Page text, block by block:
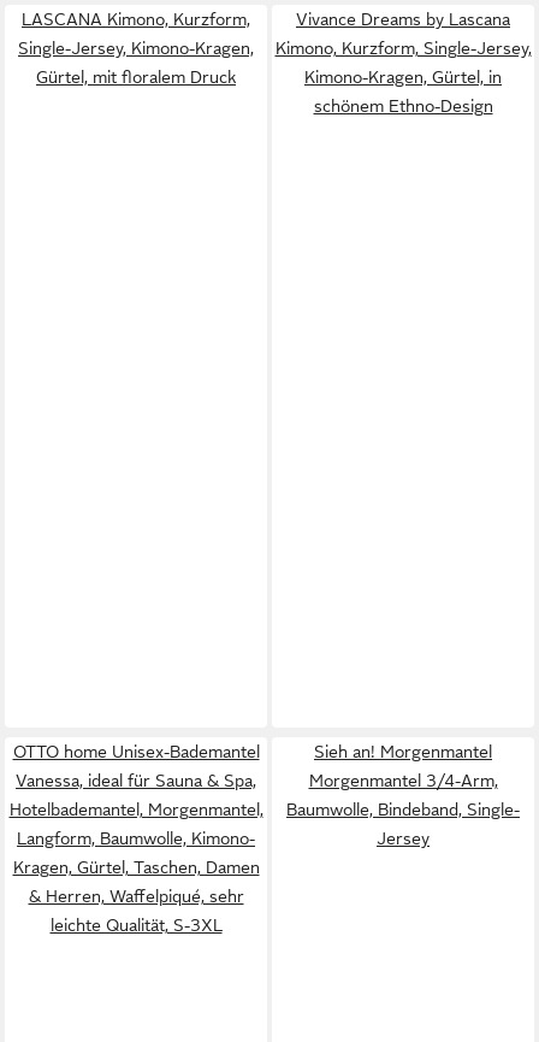
LASCANA Kimono, Kurzform,
Single-Jersey, Kimono-Kragen,
Gürtel, mit floralem Druck
Vivance Dreams by Lascana
Kimono, Kurzform, Single-Jersey,
Kimono-Kragen, Gürtel, in
schönem Ethno-Design
OTTO home Unisex-Bademantel
Vanessa, ideal für Sauna & Spa,
Hotelbademantel, Morgenmantel,
Langform, Baumwolle, Kimono-
Kragen, Gürtel, Taschen, Damen
& Herren, Waffelpiqué, sehr
leichte Qualität, S-3XL
Sieh an! Morgenmantel
Morgenmantel 3/4-Arm,
Baumwolle, Bindeband, Single-
Jersey